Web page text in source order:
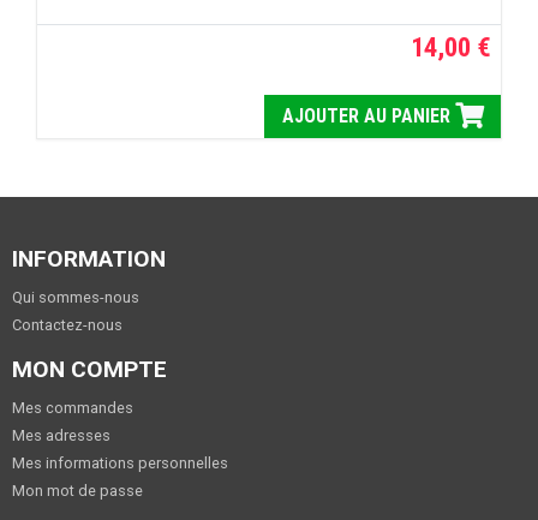
14,00 €
AJOUTER AU PANIER
INFORMATION
Qui sommes-nous
Contactez-nous
MON COMPTE
Mes commandes
Mes adresses
Mes informations personnelles
Mon mot de passe